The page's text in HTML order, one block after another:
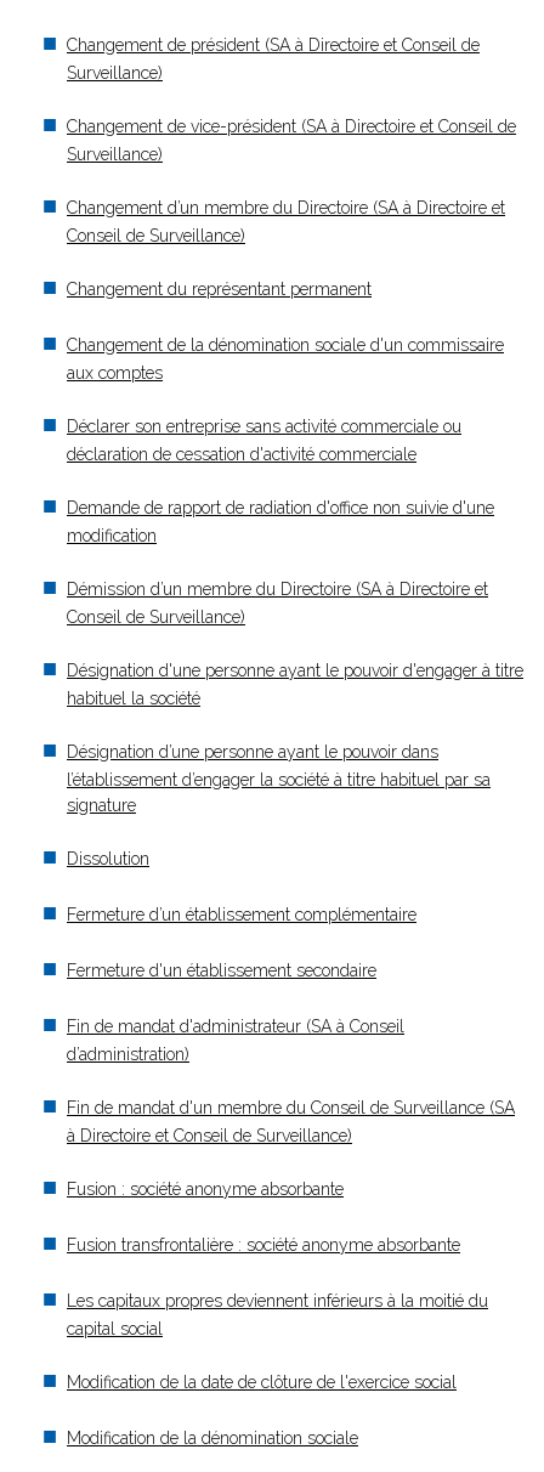
Changement de président (SA à Directoire et Conseil de
Surveillance)
Changement de vice-président (SA à Directoire et Conseil de
Surveillance)
Changement d’un membre du Directoire (SA à Directoire et
Conseil de Surveillance)
Changement du représentant permanent
Changement de la dénomination sociale d'un commissaire
aux comptes
Déclarer son entreprise sans activité commerciale ou
déclaration de cessation d'activité commerciale
Demande de rapport de radiation d'office non suivie d'une
modification
Démission d’un membre du Directoire (SA à Directoire et
Conseil de Surveillance)
Désignation d'une personne ayant le pouvoir d'engager à titre
habituel la société
Désignation d’une personne ayant le pouvoir dans
l’établissement d’engager la société à titre habituel par sa
signature
Dissolution
Fermeture d’un établissement complémentaire
Fermeture d'un établissement secondaire
Fin de mandat d'administrateur (SA à Conseil
d’administration)
Fin de mandat d'un membre du Conseil de Surveillance (SA
à Directoire et Conseil de Surveillance)
Fusion : société anonyme absorbante
Fusion transfrontalière : société anonyme absorbante
Les capitaux propres deviennent inférieurs à la moitié du
capital social
Modification de la date de clôture de l'exercice social
Modification de la dénomination sociale